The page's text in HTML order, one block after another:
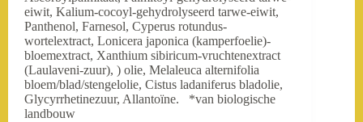
eiwit, Kalium-cocoyl-gehydrolyseerd tarwe-eiwit,
Panthenol, Farnesol, Cyperus rotundus-
wortelextract, Lonicera japonica (kamperfoelie)-
bloemextract, Xanthium sibiricum-vruchtenextract
(Laulaveni-zuur), ) olie, Melaleuca alternifolia
bloem/blad/stengelolie, Cistus ladaniferus bladolie,
Glycyrrhetinezuur, Allantoïne.
*van biologische
landbouw